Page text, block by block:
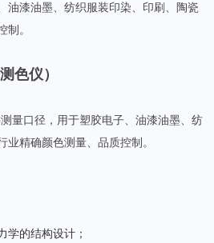
油漆油墨、纺织服装印染、印刷、陶瓷
制。
色仪）
量口径，用于塑胶电子、油漆油墨、纺
精确颜色测量、品质控制。
学的结构设计；